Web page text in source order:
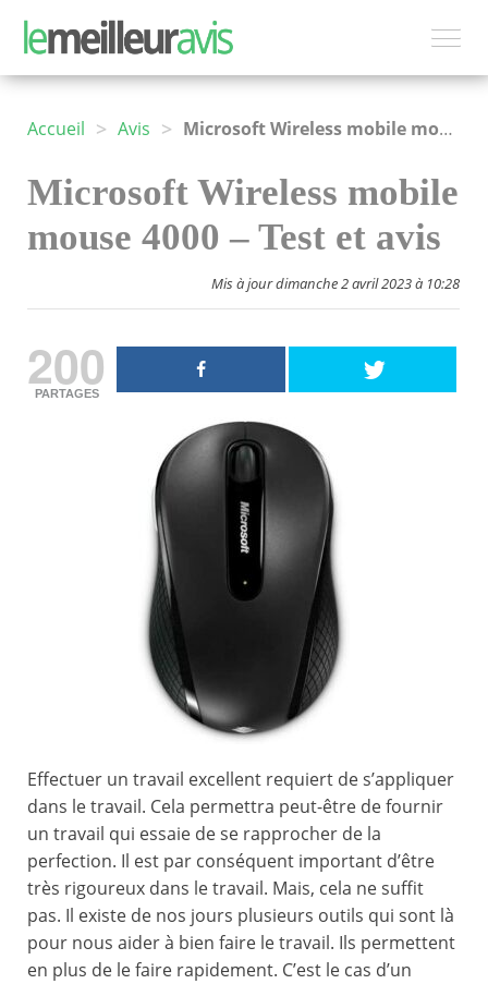
Accueil > Avis > Microsoft Wireless mobile mouse 4000
Microsoft Wireless mobile
mouse 4000 – Test et avis
Mis à jour dimanche 2 avril 2023 à 10:28
200
PARTAGES
Effectuer un travail excellent requiert de s’appliquer
dans le travail. Cela permettra peut-être de fournir
un travail qui essaie de se rapprocher de la
perfection. Il est par conséquent important d’être
très rigoureux dans le travail. Mais, cela ne suffit
pas. Il existe de nos jours plusieurs outils qui sont là
pour nous aider à bien faire le travail. Ils permettent
en plus de le faire rapidement. C’est le cas d’un